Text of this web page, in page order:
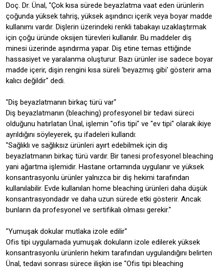
Doç. Dr. Ünal, "Çok kısa sürede beyazlatma vaat eden ürünlerin
çoğunda yüksek tahriş, yüksek aşındırıcı içerik veya boyar madde
kullanımı vardır. Dişlerin üzerindeki renkli tabakayı uzaklaştırmak
için çoğu üründe oksijen türevleri kullanılır. Bu maddeler diş
minesi üzerinde aşındırma yapar. Diş etine temas ettiğinde
hassasiyet ve yaralanma oluşturur. Bazı ürünler ise sadece boyar
madde içerir, dişin rengini kısa süreli 'beyazmış gibi' gösterir ama
kalıcı değildir" dedi.
"Diş beyazlatmanın birkaç türü var"
Diş beyazlatmanın (bleaching) profesyonel bir tedavi süreci
olduğunu hatırlatan Ünal, işlemin "ofis tipi" ve "ev tipi" olarak ikiye
ayrıldığını söyleyerek, şu ifadeleri kullandı:
"Sağlıklı ve sağlıksız ürünleri ayırt edebilmek için diş
beyazlatmanın birkaç türü vardır. Bir tanesi profesyonel bleaching
yani ağartma işlemidir. Hastane ortamında uygulanır ve yüksek
konsantrasyonlu ürünler yalnızca bir diş hekimi tarafından
kullanılabilir. Evde kullanılan home bleaching ürünleri daha düşük
konsantrasyondadır ve daha uzun sürede etki gösterir. Ancak
bunların da profesyonel ve sertifikalı olması gerekir."
"Yumuşak dokular mutlaka izole edilir"
Ofis tipi uygulamada yumuşak dokuların izole edilerek yüksek
konsantrasyonlu ürünlerin hekim tarafından uygulandığını belirten
Ünal, tedavi sonrası sürece ilişkin ise "Ofis tipi bleaching